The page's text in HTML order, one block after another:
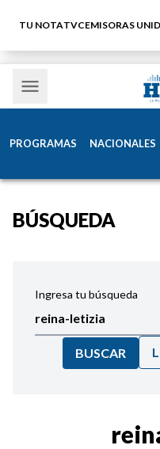
TU NOTATVCEMISORAS
PROGRAMAS NACIONALES
BÚSQUEDA
Ingresa tu búsqueda
BUSCAR